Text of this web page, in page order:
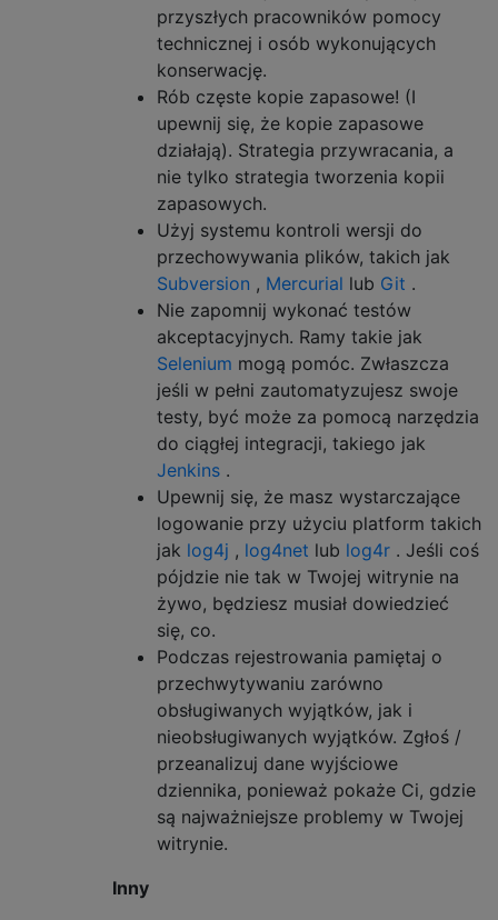
przyszłych pracowników pomocy
technicznej i osób wykonujących
konserwację.
Rób częste kopie zapasowe! (I
upewnij się, że kopie zapasowe
działają). Strategia przywracania, a
nie tylko strategia tworzenia kopii
zapasowych.
Użyj systemu kontroli wersji do
przechowywania plików, takich jak
Subversion , Mercurial lub Git .
Nie zapomnij wykonać testów
akceptacyjnych. Ramy takie jak
Selenium mogą pomóc. Zwłaszcza
jeśli w pełni zautomatyzujesz swoje
testy, być może za pomocą narzędzia
do ciągłej integracji, takiego jak
Jenkins .
Upewnij się, że masz wystarczające
logowanie przy użyciu platform takich
jak log4j , log4net lub log4r . Jeśli coś
pójdzie nie tak w Twojej witrynie na
żywo, będziesz musiał dowiedzieć
się, co.
Podczas rejestrowania pamiętaj o
przechwytywaniu zarówno
obsługiwanych wyjątków, jak i
nieobsługiwanych wyjątków. Zgłoś /
przeanalizuj dane wyjściowe
dziennika, ponieważ pokaże Ci, gdzie
są najważniejsze problemy w Twojej
witrynie.
Inny